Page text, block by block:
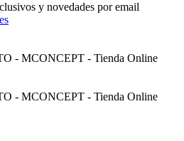
y novedades por email